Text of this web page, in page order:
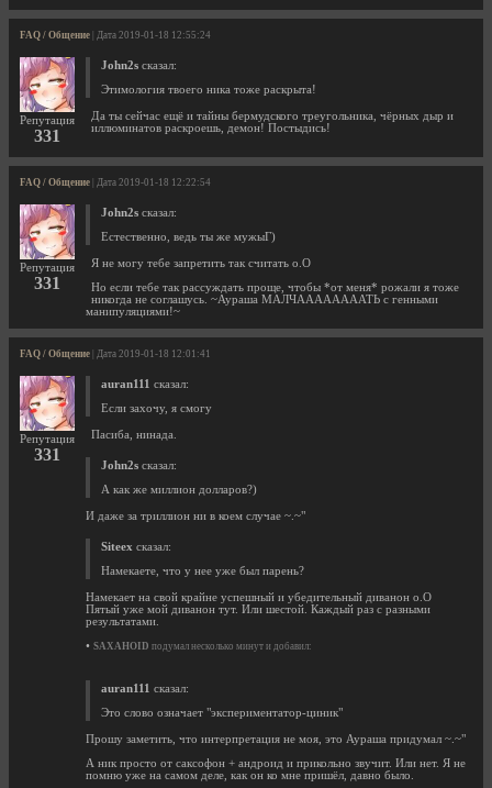
FAQ / Общение | Дата 2019-01-18 12:55:24
Репутация
331
John2s сказал:
Этимология твоего ника тоже раскрыта!
Да ты сейчас ещё и тайны бермудского треугольника, чёрных дыр и
иллюминатов раскроешь, демон! Постыдись!
FAQ / Общение | Дата 2019-01-18 12:22:54
Репутация
331
John2s сказал:
Естественно, ведь ты же мужыГ)
Я не могу тебе запретить так считать o.O
Но если тебе так рассуждать проще, чтобы *от меня* рожали я тоже
никогда не соглашусь. ~Аураша МАЛЧААААААААТЬ с генными
манипуляциями!~
FAQ / Общение | Дата 2019-01-18 12:01:41
Репутация
331
auran111 сказал:
Если захочу, я смогу
Пасиба, нинада.
John2s сказал:
А как же миллион долларов?)
И даже за триллион ни в коем случае ~.~"
Siteex сказал:
Намекаете, что у нее уже был парень?
Намекает на свой крайне успешный и убедительный диванон о.О
Пятый уже мой диванон тут. Или шестой. Каждый раз с разными
результатами.
• SAXAHOID подумал несколько минут и добавил:
auran111 сказал:
Это слово означает "экспериментатор-циник"
Прошу заметить, что интерпретация не моя, это Аураша придумал ~.~"
А ник просто от саксофон + андроид и прикольно звучит. Или нет. Я не
помню уже на самом деле, как он ко мне пришёл, давно было.